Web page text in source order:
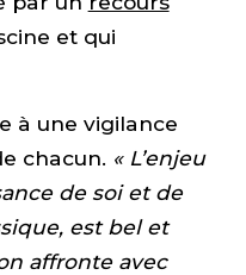
et qui
à une vigilance
chacun. « L’enjeu
de soi et de
est bel et
affronte avec